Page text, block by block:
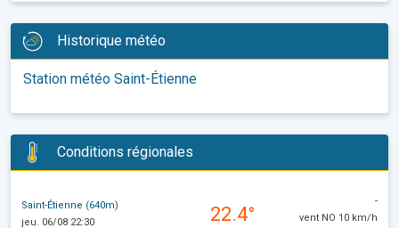
Historique météo
Station météo Saint-Étienne
Conditions régionales
Saint-Étienne (640m)
jeu. 06/08 22:30
22.4°
-
vent NO 10 km/h